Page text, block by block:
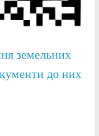
земельних
до них